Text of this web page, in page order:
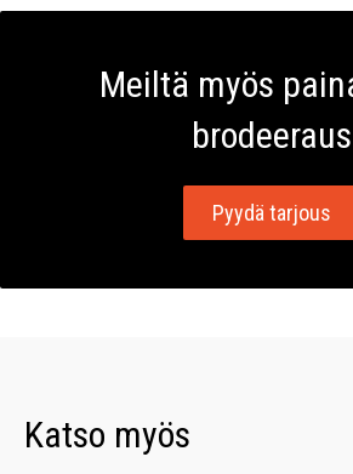
Meiltä myös
brodeeraus
Pyydä tarjous
Katso myös